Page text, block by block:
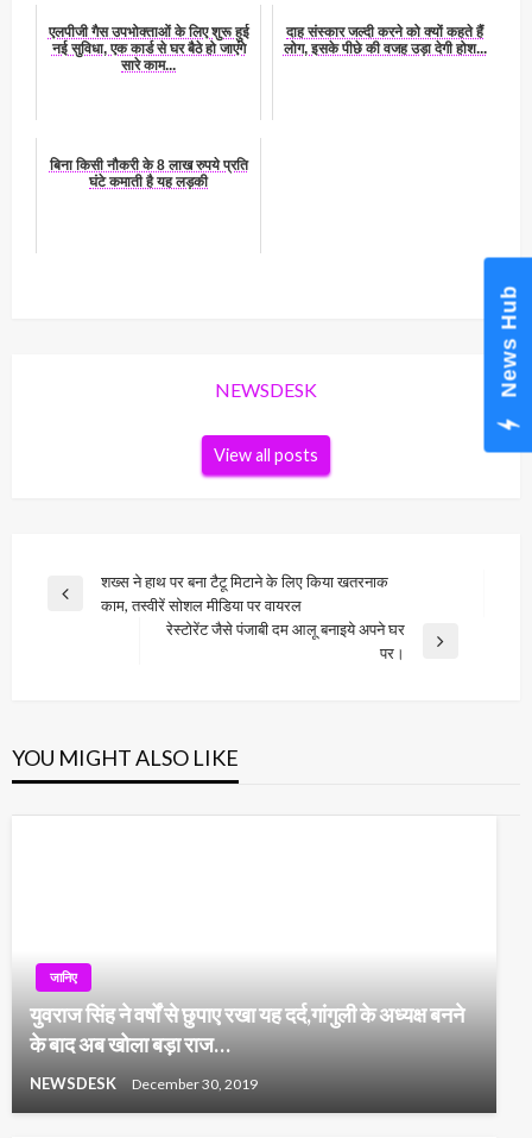
एलपीजी गैस उपभोक्ताओं के लिए शुरू हुई
नई सुविधा, एक कार्ड से घर बैठे हो जाएंगे
सारे काम...
दाह संस्कार जल्दी करने को क्यों कहते हैं
लोग, इसके पीछे की वजह उड़ा देगी होश...
बिना किसी नौकरी के 8 लाख रुपये प्रति
घंटे कमाती है यह लड़की
NEWSDESK
View all posts
Post
navigation
Previous
शख्स ने हाथ पर बना टैटू मिटाने के लिए किया खतरनाक
काम, तस्वीरें सोशल मीडिया पर वायरल
रेस्टोरेंट जैसे पंजाबी दम आलू बनाइये अपने घर
पर।
YOU MIGHT ALSO LIKE
जानिए
युवराज सिंह ने वर्षों से छुपाए रखा यह दर्द,गांगुली के अध्यक्ष बनने
के बाद अब खोला बड़ा राज…
NEWSDESK December 30, 2019
News Hub